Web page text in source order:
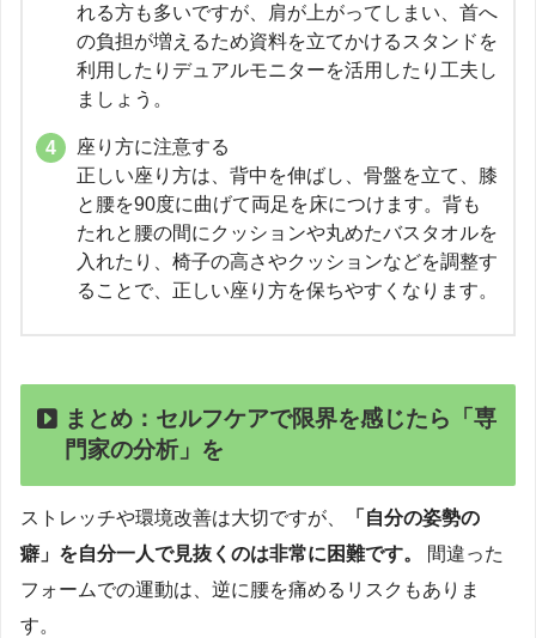
れる方も多いですが、肩が上がってしまい、首へ
の負担が増えるため資料を立てかけるスタンドを
利用したりデュアルモニターを活用したり工夫し
ましょう。
座り方に注意する
正しい座り方は、背中を伸ばし、骨盤を立て、膝
と腰を90度に曲げて両足を床につけます。背も
たれと腰の間にクッションや丸めたバスタオルを
入れたり、椅子の高さやクッションなどを調整す
ることで、正しい座り方を保ちやすくなります。
まとめ：セルフケアで限界を感じたら「専
門家の分析」を
ストレッチや環境改善は大切ですが、
「自分の姿勢の
癖」を自分一人で見抜くのは非常に困難です。
間違った
フォームでの運動は、逆に腰を痛めるリスクもありま
す。